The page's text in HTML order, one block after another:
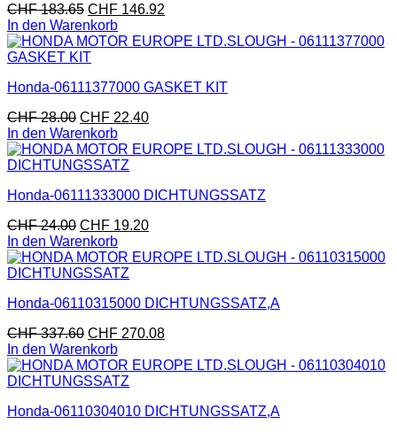
CHF183.65 CHF 146.92
In den Warenkorb
Honda-06111377000 GASKET KIT
CHF28.00 CHF 22.40
In den Warenkorb
Honda-06111333000 DICHTUNGSSATZ
CHF24.00 CHF 19.20
In den Warenkorb
Honda-06110315000 DICHTUNGSSATZ,A
CHF337.60 CHF 270.08
In den Warenkorb
Honda-06110304010 DICHTUNGSSATZ,A